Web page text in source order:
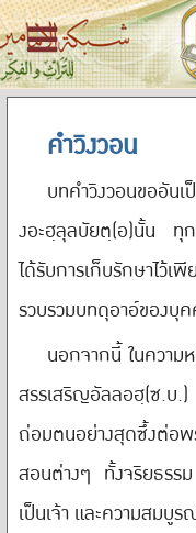
คำวิงวอน
บทคำวิงวอนขออันเ
งอะฮฺลุลบัยตฺ(อ)นั้น ทุก
ได้รับการเก็บรักษาไว้เ
รวบรวมบทดุอาอ์ของบุค
นอกจากนี้ ในความ
สรรเสริญอัลลอฮฺ(ซ.บ
ถ่อมตนอย่างสุดซึ้งต่อพ
สอนต่างๆ ทั้งจริยธรร
เป็นเจ้า และความสมบูร